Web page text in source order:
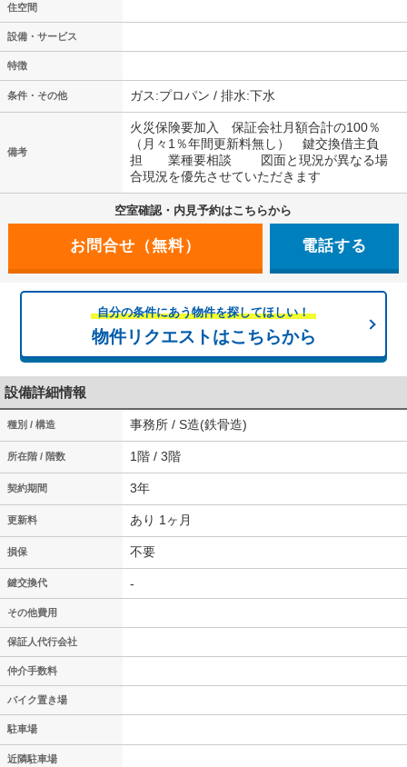
住空間
設備・サービス
特徴
条件・その他 ガス:プロパン / 排水:下水
備考
火災保険要加入 保証会社月額合計の100％
（月々1％年間更新料無し） 鍵交換借主負
担 業種要相談 図面と現況が異なる場
合現況を優先させていただきます
空室確認・内見予約はこちらから
電話する
自分の条件にあう物件を探してほしい！
物件リクエストはこちらから
設備詳細情報
種別 / 構造 事務所 / S造(鉄骨造)
所在階 / 階数 1階 / 3階
契約期間 3年
更新料 あり 1ヶ月
損保 不要
鍵交換代 -
その他費用
保証人代行会社
仲介手数料
バイク置き場
駐車場
近隣駐車場